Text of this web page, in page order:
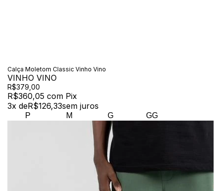
Calça Moletom Classic Vinho Vino
VINHO VINO
R$379,00
R$360,05 com Pix
3x deR$126,33sem juros
P M G GG